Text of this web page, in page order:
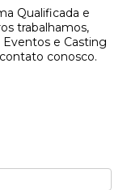
Qualificada e
trabalhamos,
e Casting
conosco.